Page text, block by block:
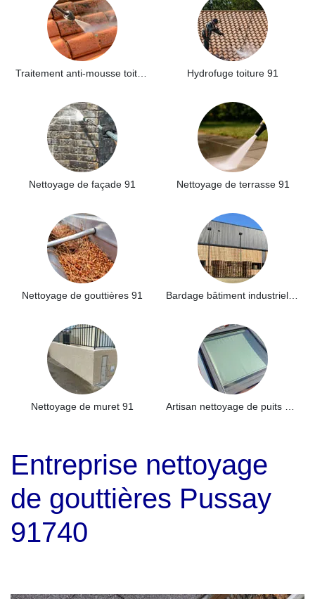
Hydrofuge toiture 91
Nettoyage de façade 91 Nettoyage de terrasse 91
Nettoyage de gouttières 91
Nettoyage de muret 91
Entreprise nettoyage
de gouttières Pussay
91740